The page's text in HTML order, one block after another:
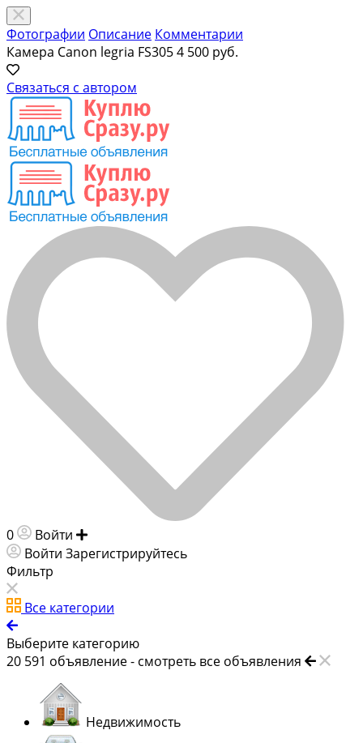
Фотографии Описание Комментарии
Камера Canon legria FS3054 500 руб.
Связаться с автором
0 Войти
Войти Зарегистрируйтесь
Фильтр
Все категории
Выберите категорию
20 591 объявление - смотреть все объявления
Недвижимость